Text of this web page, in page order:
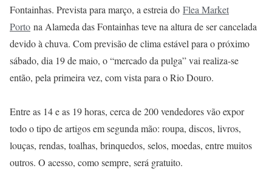
Fontainhas. Prevista para março, a estreia do Flea Market
Porto na Alameda das Fontainhas teve na altura de ser cancelada
devido à chuva. Com previsão de clima estável para o próximo
sábado, dia 19 de maio, o “mercado da pulga” vai realiza-se
então, pela primeira vez, com vista para o Rio Douro.
Entre as 14 e as 19 horas, cerca de 200 vendedores vão expor
todo o tipo de artigos em segunda mão: roupa, discos, livros,
louças, rendas, toalhas, brinquedos, selos, moedas, entre muitos
outros. O acesso, como sempre, será gratuito.